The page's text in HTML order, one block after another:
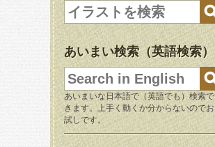
あいまい検索（英語検索）
あいまいな日本語で（英語でも）検索で
きます。上手く動くか分からないのでお
試しです。